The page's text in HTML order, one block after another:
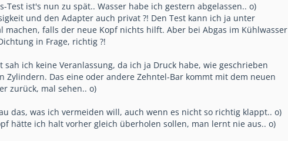
Test ist's nun zu spät.. Wasser habe ich gestern abgelassen.. o)
und den Adapter auch privat ?! Den Test kann ich ja unter
machen, falls der neue Kopf nichts hilft. Aber bei Abgas im Kühlwasser
in Frage, richtig ?!
sah ich keine Veranlassung, da ich ja Druck habe, wie geschrieben
Zylindern. Das eine oder andere Zehntel-Bar kommt mit dem neuen
zurück, mal sehen.. o)
das, was ich vermeiden will, auch wenn es nicht so richtig klappt.. o)
hätte ich halt vorher gleich überholen sollen, man lernt nie aus.. o)